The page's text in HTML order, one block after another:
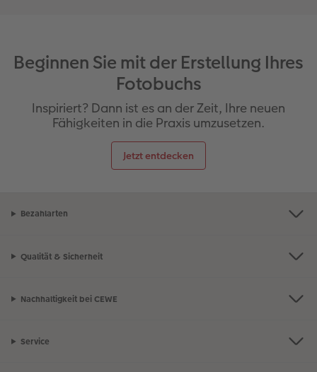
Beginnen Sie mit der Erstellung Ihres
Fotobuchs
Inspiriert? Dann ist es an der Zeit, Ihre neuen
Fähigkeiten in die Praxis umzusetzen.
Jetzt entdecken
Bezahlarten
Qualität & Sicherheit
Nachhaltigkeit bei CEWE
Service